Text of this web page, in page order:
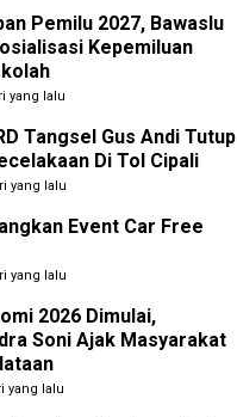
Pemilu 2027, Bawaslu
Kepemiluan
yang lalu
Tangsel Gus Andi Tutup
Di Tol Cipali
yang lalu
Event Car Free
yang lalu
2026 Dimulai,
Soni Ajak Masyarakat
yang lalu